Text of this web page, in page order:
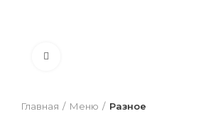
Главная Меню Разное